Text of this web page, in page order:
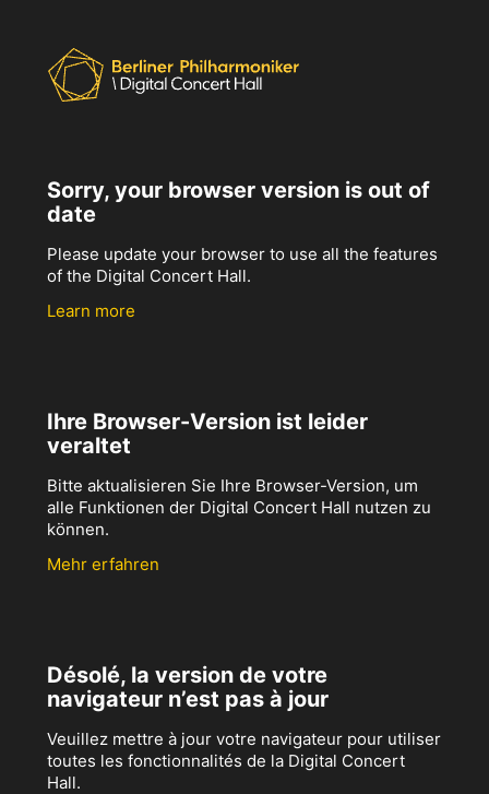
Sorry, your browser version is out of
date
Please update your browser to use all the features
of the Digital Concert Hall.
Learn more
Ihre Browser-Version ist leider
veraltet
Bitte aktualisieren Sie Ihre Browser-Version, um
alle Funktionen der Digital Concert Hall nutzen zu
können.
Mehr erfahren
Désolé, la version de votre
navigateur n’est pas à jour
Veuillez mettre à jour votre navigateur pour utiliser
toutes les fonctionnalités de la Digital Concert
Hall.